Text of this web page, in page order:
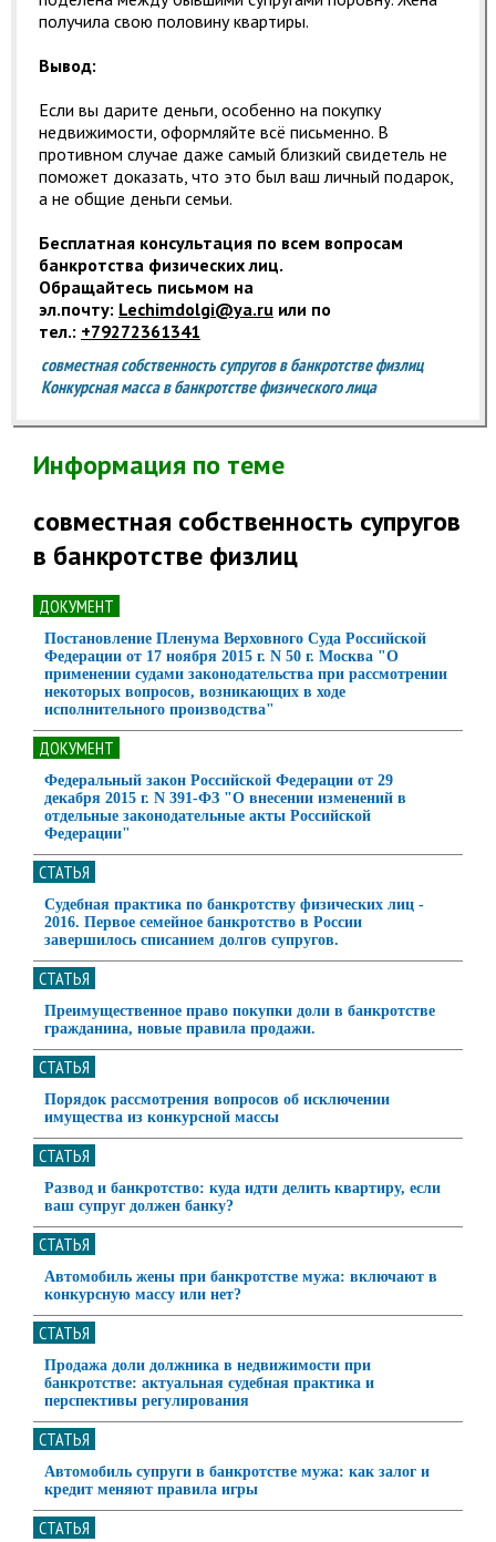
получила свою половину квартиры.
Вывод:
Если вы дарите деньги, особенно на покупку
недвижимости, оформляйте всё письменно. В
противном случае даже самый близкий свидетель не
поможет доказать, что это был ваш личный подарок,
а не общие деньги семьи.
Бесплатная консультация по всем вопросам
банкротства физических лиц.
Обращайтесь письмом на
эл.почту: Lechimdolgi@ya.ru или по
тел.: +79272361341
совместная собственность супругов в банкротстве физлиц
Конкурсная масса в банкротстве физического лица
Информация по теме
совместная собственность супругов
в банкротстве физлиц
ДОКУМЕНТ
Постановление Пленума Верховного Суда Российской
Федерации от 17 ноября 2015 г. N 50 г. Москва "О
применении судами законодательства при рассмотрении
некоторых вопросов, возникающих в ходе
исполнительного производства"
ДОКУМЕНТ
Федеральный закон Российской Федерации от 29
декабря 2015 г. N 391-ФЗ "О внесении изменений в
отдельные законодательные акты Российской
Федерации"
СТАТЬЯ
Судебная практика по банкротству физических лиц -
2016. Первое семейное банкротство в России
завершилось списанием долгов супругов.
СТАТЬЯ
Преимущественное право покупки доли в банкротстве
гражданина, новые правила продажи.
СТАТЬЯ
Порядок рассмотрения вопросов об исключении
имущества из конкурсной массы
СТАТЬЯ
Развод и банкротство: куда идти делить квартиру, если
ваш супруг должен банку?
СТАТЬЯ
Автомобиль жены при банкротстве мужа: включают в
конкурсную массу или нет?
СТАТЬЯ
Продажа доли должника в недвижимости при
банкротстве: актуальная судебная практика и
перспективы регулирования
СТАТЬЯ
Автомобиль супруги в банкротстве мужа: как залог и
кредит меняют правила игры
СТАТЬЯ